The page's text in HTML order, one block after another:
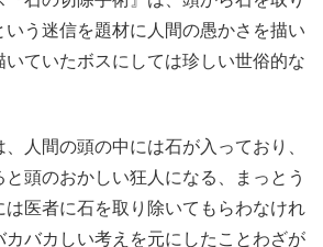
いう迷信を題材に人間の愚かさを描い
いていたボスにしては珍しい世俗的な
人間の頭の中には石が入っており、
頭のおかしい狂人になる、まっとう
は医者に石を取り除いてもらわなけれ
カバカしい考えを元にしたことわざが